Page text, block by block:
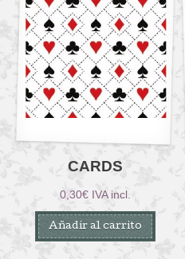
CARDS
0,30€ IVA incl.
Añadir al carrito